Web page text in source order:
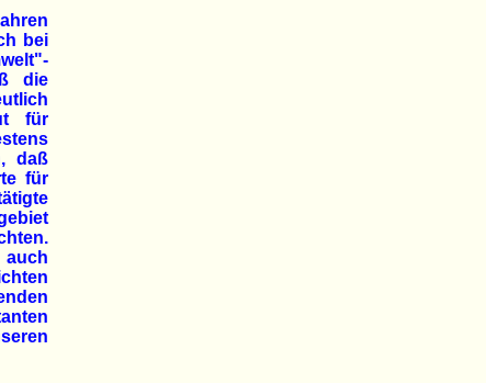
bei
die
für
daß
für